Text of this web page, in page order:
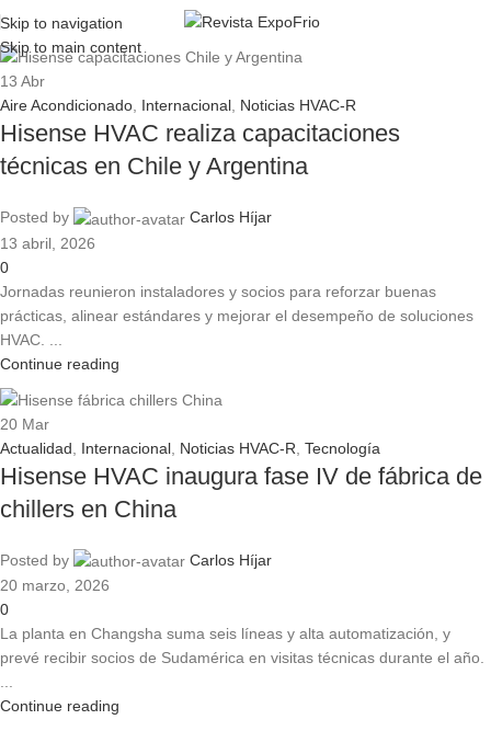
Skip to navigation
Skip to main content
13 Abr
Aire Acondicionado, Internacional, Noticias HVAC-R
Hisense HVAC realiza capacitaciones
técnicas en Chile y Argentina
Posted by
Carlos Híjar
13 abril, 2026
0
Jornadas reunieron instaladores y socios para reforzar buenas
prácticas, alinear estándares y mejorar el desempeño de soluciones
HVAC. ...
Continue reading
20 Mar
Actualidad
Internacional Noticias HVAC-R Tecnología
Hisense HVAC inaugura fase IV de fábrica de
chillers en China
Posted by
Carlos Híjar
20 marzo, 2026
0
La planta en Changsha suma seis líneas y alta automatización, y
prevé recibir socios de Sudamérica en visitas técnicas durante el año.
Continue reading